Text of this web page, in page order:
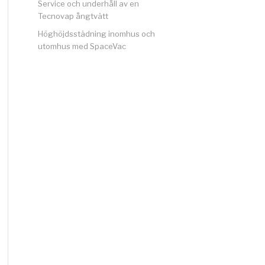
Service och underhåll av en
Tecnovap ångtvätt
Höghöjdsstädning inomhus och
utomhus med SpaceVac